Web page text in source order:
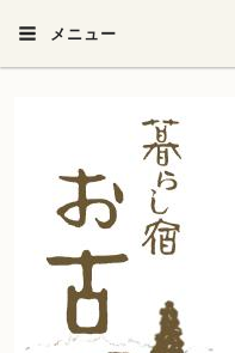
メニュー